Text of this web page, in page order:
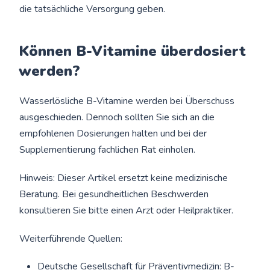
die tatsächliche Versorgung geben.
Können B-Vitamine überdosiert
werden?
Wasserlösliche B-Vitamine werden bei Überschuss
ausgeschieden. Dennoch sollten Sie sich an die
empfohlenen Dosierungen halten und bei der
Supplementierung fachlichen Rat einholen.
Hinweis: Dieser Artikel ersetzt keine medizinische
Beratung. Bei gesundheitlichen Beschwerden
konsultieren Sie bitte einen Arzt oder Heilpraktiker.
Weiterführende Quellen:
Deutsche Gesellschaft für Präventivmedizin: B-